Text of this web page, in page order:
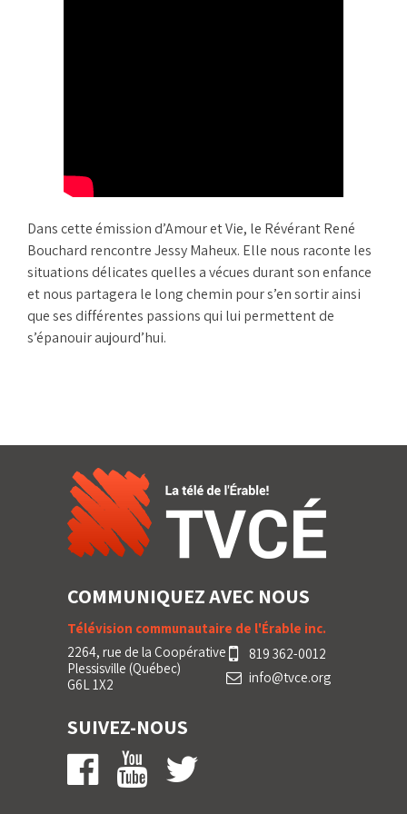
Dans cette émission d’Amour et Vie, le Révérant René
Bouchard rencontre Jessy Maheux. Elle nous raconte les
situations délicates quelles a vécues durant son enfance
et nous partagera le long chemin pour s’en sortir ainsi
que ses différentes passions qui lui permettent de
s’épanouir aujourd’hui.
COMMUNIQUEZ AVEC NOUS
Télévision communautaire de l'Érable inc.
2264, rue de la Coopérative
Plessisville (Québec)
G6L 1X2
819 362-0012
info@tvce.org
SUIVEZ-NOUS